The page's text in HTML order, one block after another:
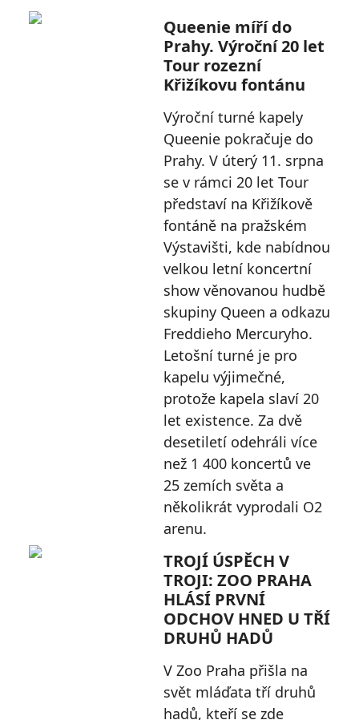
Queenie míří do
Prahy. Výroční 20 let
Tour rozezní
Křižíkovu fontánu
Výroční turné kapely
Queenie pokračuje do
Prahy. V úterý 11. srpna
se v rámci 20 let Tour
představí na Křižíkově
fontáně na pražském
Výstavišti, kde nabídnou
velkou letní koncertní
show věnovanou hudbě
skupiny Queen a odkazu
Freddieho Mercuryho.
Letošní turné je pro
kapelu výjimečné,
protože kapela slaví 20
let existence. Za dvě
desetiletí odehráli více
než 1 400 koncertů ve
25 zemích světa a
několikrát vyprodali O2
arenu.
TROJÍ ÚSPĚCH V
TROJI: ZOO PRAHA
HLÁSÍ PRVNÍ
ODCHOV HNED U TŘÍ
DRUHŮ HADŮ
V Zoo Praha přišla na
svět mláďata tří druhů
hadů, kteří se zde